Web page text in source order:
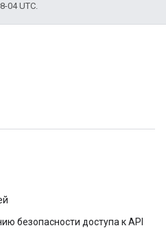
04 UTC.
безопасности доступа к API